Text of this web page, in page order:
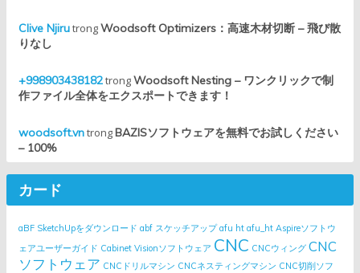
Clive NjirutrongWoodsoft Optimizers：高速木材切断 – 飛び散
りなし
+998903438182trongWoodsoft Nesting – ワンクリックで制
作ファイル全体をエクスポートできます！
woodsoft.vntrongBAZISソフトウェアを無料でお試しください
– 100%
カード
aBF SketchUpをダウンロード abf スケッチアップ afu ht afu_ht Aspireソフトウ
ェアユーザーガイド Cabinet Visionソフトウェア CNC CNCウィング CNC
ソフトウェア CNCドリルマシン CNCネスティングマシン CNC切削ソフ